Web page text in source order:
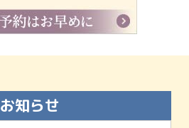
お知らせ